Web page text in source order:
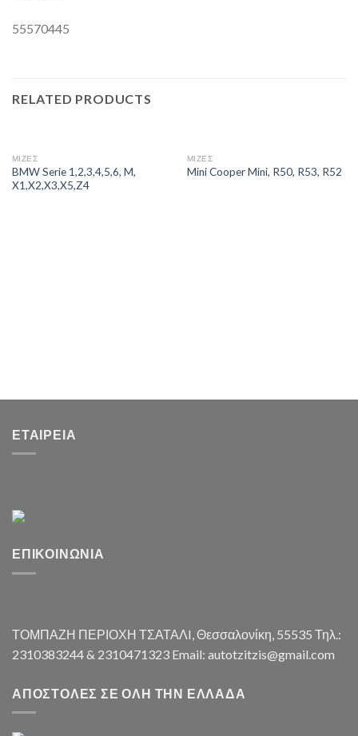
55570445
RELATED PRODUCTS
ΜΙΖΕΣ
BMW Serie 1,2,3,4,5,6, M,
X1,X2,X3,X5,Z4
ΜΙΖΕΣ
Mini Cooper Mini, R50, R53, R52
ΕΤΑΙΡΕΊΑ
ΕΠΙΚΟΙΝΩΝΊΑ
ΤΟΜΠΑΖΗ ΠΕΡΙΟΧΗ ΤΣΑΤΑΛI, Θεσσαλονίκη, 55535 Τηλ.:
2310383244 & 2310471323 Email: autotzitzis@gmail.com
ΑΠΟΣΤΟΛΈΣ ΣΕ ΌΛΗ ΤΗΝ ΕΛΛΆΔΑ